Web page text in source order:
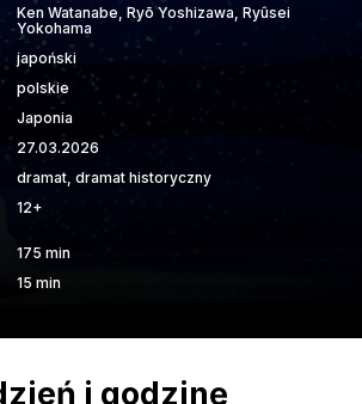
Ken Watanabe, Ryō Yoshizawa, Ryûsei
Yokohama
japoński
polskie
Japonia
27.03.2026
dramat, dramat historyczny
12+
175 min
15 min
i godzinę